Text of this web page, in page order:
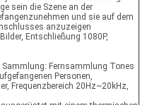
sein die Szene an der
und sie auf dem
anzuzeigen
Entschließung 1080P,
Fernsammlung Tones
Personen,
Frequenzbereich 20Hz~20kHz,